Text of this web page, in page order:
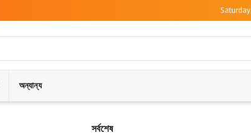
অন্যান্য
সর্বশেষ